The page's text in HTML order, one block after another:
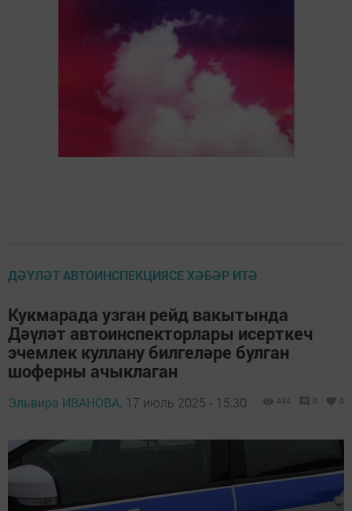
ДӘҮЛӘТ АВТОИНСПЕКЦИЯСЕ ХӘБӘР ИТӘ
Кукмарада узган рейд вакытында
Дәүләт автоинспекторлары исерткеч
эчемлек куллану билгеләре булган
шоферны ачыклаган
Эльвира ИВАНОВА, 17 июль 2025 - 15:30 434 0 0